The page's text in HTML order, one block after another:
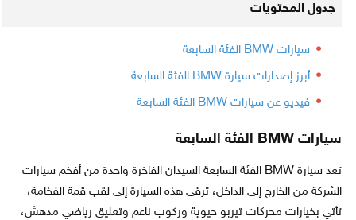
جدول المحتويات
سيارات BMW الفئة السابعة
أبرز إصدارات سيارة BMW الفئة السابعة
فيديو عن سيارات BMW الفئة السابعة
سيارات BMW الفئة السابعة
تعد سيارة BMW الفئة السابعة السيدان الفاخرة واحدة من أفخم سيارات
الشركة من الخارج إلى الداخل، ترقى هذه السيارة إلى لقب قمة الفخامة،
تأتي بخيارات محركات تيربو حيوية وركوب ناعم وتعليق رياضي مدهش،